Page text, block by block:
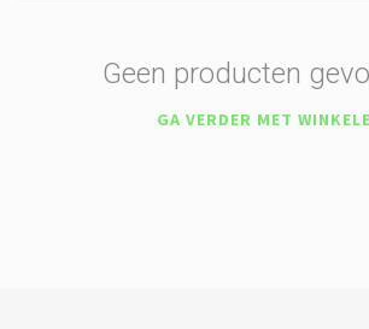
Geen producten
GA VERDER MET